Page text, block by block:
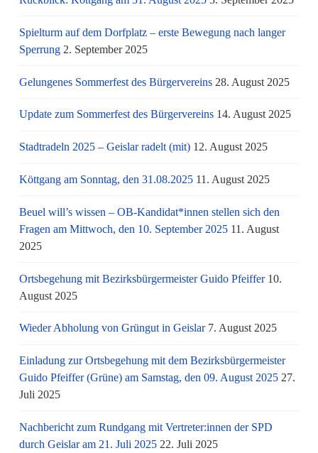
Spielturm auf dem Dorfplatz – erste Bewegung nach langer
Sperrung 2. September 2025
Gelungenes Sommerfest des Bürgervereins 28. August 2025
Update zum Sommerfest des Bürgervereins 14. August 2025
Stadtradeln 2025 – Geislar radelt (mit) 12. August 2025
Köttgang am Sonntag, den 31.08.2025 11. August 2025
Beuel will’s wissen – OB-Kandidat*innen stellen sich den
Fragen am Mittwoch, den 10. September 2025 11. August
2025
Ortsbegehung mit Bezirksbürgermeister Guido Pfeiffer 10.
August 2025
Wieder Abholung von Grüngut in Geislar 7. August 2025
Einladung zur Ortsbegehung mit dem Bezirksbürgermeister
Guido Pfeiffer (Grüne) am Samstag, den 09. August 2025 27.
Juli 2025
Nachbericht zum Rundgang mit Vertreter:innen der SPD
durch Geislar am 21. Juli 2025 22. Juli 2025